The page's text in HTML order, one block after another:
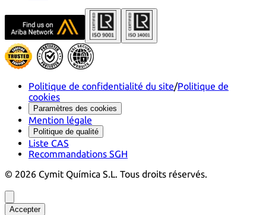
Politique de confidentialité du site/Politique de
cookies
Paramètres des cookies
Mention légale
Politique de qualité
Liste CAS
Recommandations SGH
© 2026 Cymit Química S.L. Tous droits réservés.
Accepter